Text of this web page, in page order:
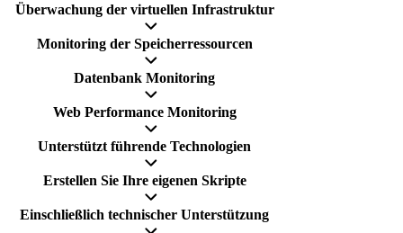
Überwachung der virtuellen Infrastruktur
Monitoring der Speicherressourcen
Datenbank Monitoring
Web Performance Monitoring
Unterstützt führende Technologien
Erstellen Sie Ihre eigenen Skripte
Einschließlich technischer Unterstützung